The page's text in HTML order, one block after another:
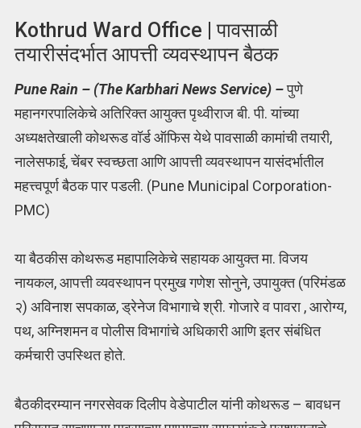
Kothrud Ward Office | पावसाळी
तयारीसंदर्भात आपत्ती व्यवस्थापन बैठक
Pune Rain – (The Karbhari News Service) –पुणे
महानगरपालिकेचे अतिरिक्त आयुक्त पृथ्वीराज बी. पी. यांच्या
अध्यक्षतेखाली कोथरूड वॉर्ड ऑफिस येथे पावसाळी कामांची तयारी,
नालेसफाई, चेंबर स्वच्छता आणि आपत्ती व्यवस्थापन यासंदर्भातील
महत्त्वपूर्ण बैठक पार पडली. (Pune Municipal Corporation-
PMC)
या बैठकीस कोथरूड महापालिकेचे सहायक आयुक्त मा. विजय
नायकल, आपत्ती व्यवस्थापन प्रमुख गणेश सोनुने, उपायुक्त (परिमंडळ
२) अविनाश सपकाळ, ड्रेनेज विभागाचे श्री. गोजारे व पावरा , आरोग्य,
पथ, अग्निशमन व पोलीस विभागांचे अधिकारी आणि इतर संबंधित
कर्मचारी उपस्थित होते.
बैठकीदरम्यान नगरसेवक दिलीप वेडेपाटील यांनी कोथरूड – बावधन